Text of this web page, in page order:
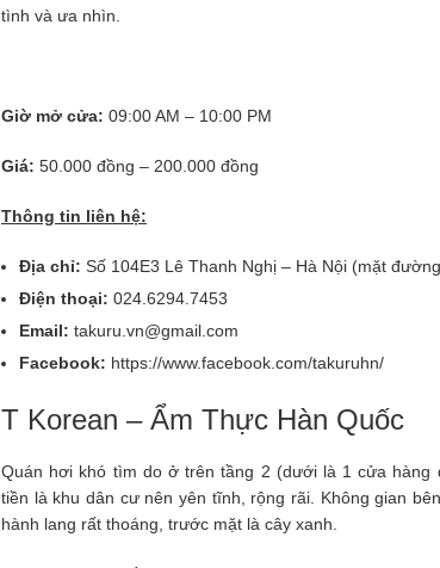
tình và ưa nhìn.
Giờ mở cửa: 09:00 AM – 10:00 PM
Giá: 50.000 đồng – 200.000 đồng
Thông tin liên hệ:
Địa chỉ: Số 104E3 Lê Thanh Nghị – Hà Nội (mặt
Điện thoại: 024.6294.7453
Email: takuru.vn@gmail.com
Facebook: https://www.facebook.com/takuruhn/
T Korean – Ẩm Thực Hàn Quốc
Quán hơi khó tìm do ở trên tầng 2 (dưới là 1 cửa hàng
tiền là khu dân cư nên yên tĩnh, rộng rãi. Không gian
hành lang rất thoáng, trước mặt là cây xanh.